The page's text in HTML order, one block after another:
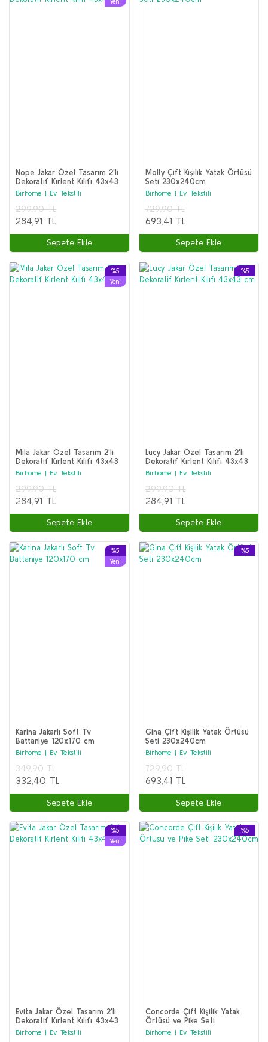
Nope Jakar Özel Tasarım 2'li
Dekoratif Kırlent Kılıfı 43x43
cm
Birhome | Ev Tekstili
299,90 TL
284,91 TL
Sepete Ekle
Molly Çift Kişilik Yatak Örtüsü
Seti 230x240cm
Birhome | Ev Tekstili
729,90 TL
693,41 TL
Sepete Ekle
%5
Yeni
Mila Jakar Özel Tasarım 2'li
Dekoratif Kırlent Kılıfı 43x43
cm
Birhome | Ev Tekstili
299,90 TL
284,91 TL
Sepete Ekle
%5
Lucy Jakar Özel Tasarım 2'li
Dekoratif Kırlent Kılıfı 43x43
cm
Birhome | Ev Tekstili
299,90 TL
284,91 TL
Sepete Ekle
%5
Yeni
Karina Jakarlı Soft Tv
Battaniye 120x170 cm
Birhome | Ev Tekstili
349,90 TL
332,40 TL
Sepete Ekle
%5
Gina Çift Kişilik Yatak Örtüsü
Seti 230x240cm
Birhome | Ev Tekstili
729,90 TL
693,41 TL
Sepete Ekle
%5
Yeni
Evita Jakar Özel Tasarım 2'li
Dekoratif Kırlent Kılıfı 43x43
Cm
Birhome | Ev Tekstili
%5
Concorde Çift Kişilik Yatak
Örtüsü ve Pike Seti
230x240cm
Birhome | Ev Tekstili